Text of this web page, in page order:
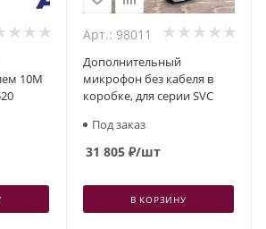
10М
Арт.: 98011
Дополнительный
микрофон без кабеля в
коробке, для серии SVC
Под заказ
31 805₽/шт
В КОРЗИНУ